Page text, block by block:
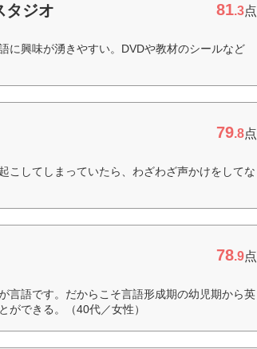
タジオ 81.3点
に興味が湧きやすい。DVDや教材のシールなど
79.8点
こしてしまっていたら、わざわざ声かけをしてな
78.9点
言語です。だからこそ言語形成期の幼児期から英
ができる。（40代／女性）